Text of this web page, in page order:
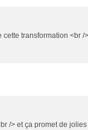
transformation <br /
/> et ça promet de